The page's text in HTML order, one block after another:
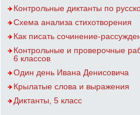
Контрольные диктанты по
Схема анализа стихотворения
Как писать сочинение-
Контрольные и проверочные
6 классов
Один день Ивана Денисовича
Крылатые слова и выражения
Диктанты, 5 класс